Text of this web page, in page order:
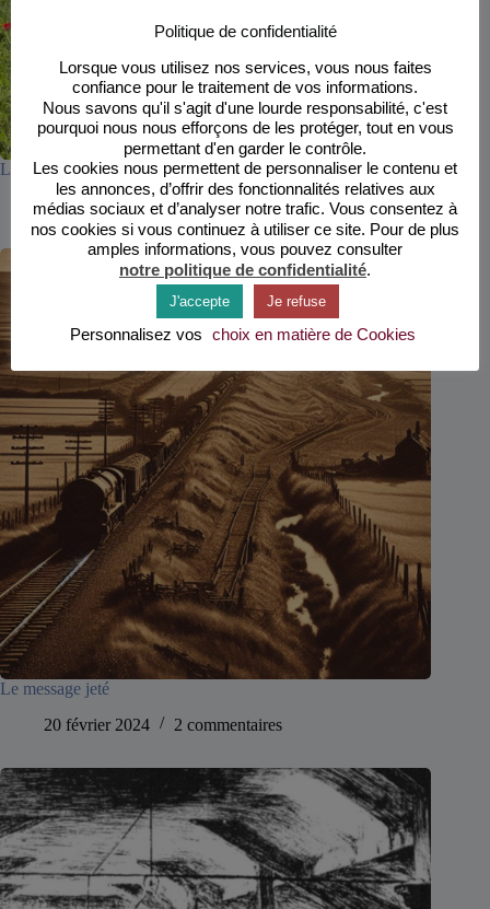
L’herbe n’est-elle pas bleue ?
6 mars 2024
Le message jeté
20 février 2024
2 commentaires
Politique de confidentialité
Lorsque vous utilisez nos services, vous nous faites
confiance pour le traitement de vos informations.
Nous savons qu'il s'agit d'une lourde responsabilité, c'est
pourquoi nous nous efforçons de les protéger, tout en vous
permettant d'en garder le contrôle.
Les cookies nous permettent de personnaliser le contenu et
les annonces, d’offrir des fonctionnalités relatives aux
médias sociaux et d’analyser notre trafic. Vous consentez à
nos cookies si vous continuez à utiliser ce site. Pour de plus
amples informations, vous pouvez consulter
notre politique de confidentialité.
J'accepte Je refuse
Personnalisez vos choix en matière de Cookies